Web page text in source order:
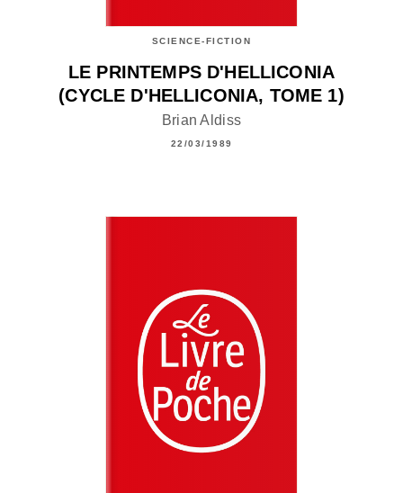
SCIENCE-FICTION
LE PRINTEMPS D'HELLICONIA
(CYCLE D'HELLICONIA, TOME 1)
Brian Aldiss
22/03/1989